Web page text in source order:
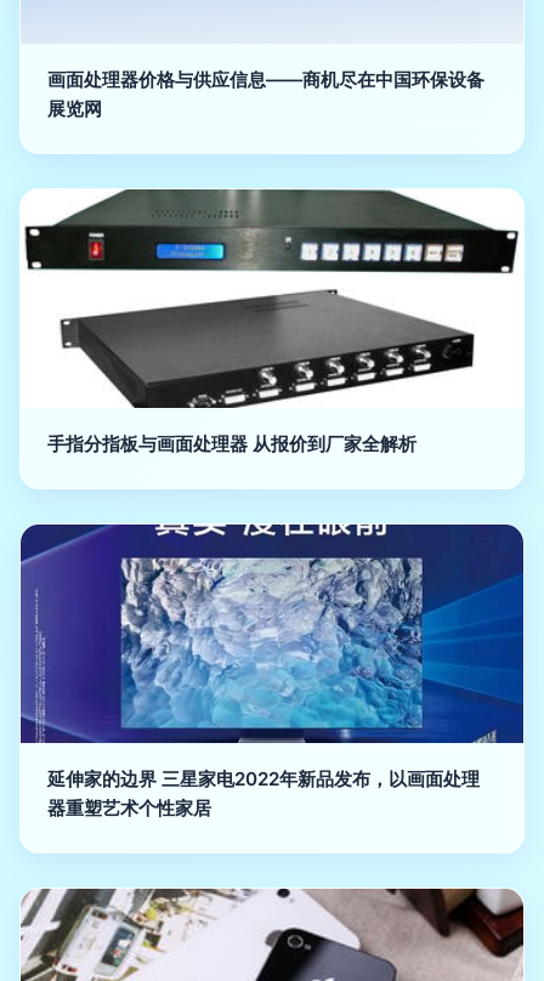
画面处理器价格与供应信息——商机尽在中国环保设备
展览网
手指分指板与画面处理器 从报价到厂家全解析
延伸家的边界 三星家电2022年新品发布，以画面处理
器重塑艺术个性家居